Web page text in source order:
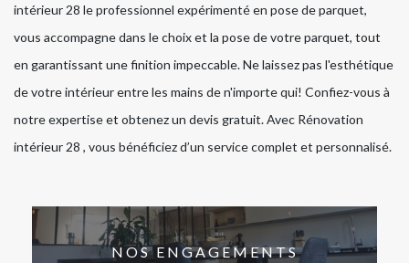
intérieur 28 le professionnel expérimenté en pose de parquet,
vous accompagne dans le choix et la pose de votre parquet, tout
en garantissant une finition impeccable. Ne laissez pas l'esthétique
de votre intérieur entre les mains de n'importe qui! Confiez-vous à
notre expertise et obtenez un devis gratuit. Avec Rénovation
intérieur 28 , vous bénéficiez d’un service complet et personnalisé.
NOS ENGAGEMENTS